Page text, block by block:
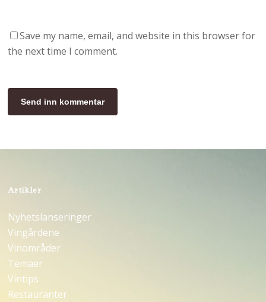
Save my name, email, and website in this browser for
the next time I comment.
Artikler
Nyhetslanseringer
Vingårdene
Vinområder
Temaer
Vintips
Restauranter